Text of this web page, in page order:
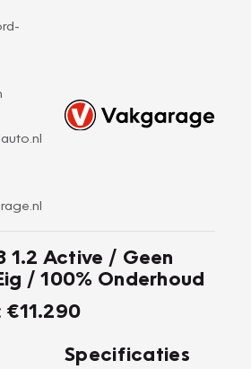
1.2 Active / Geen
/ 100% Onderhoud
€11.290
Specificaties